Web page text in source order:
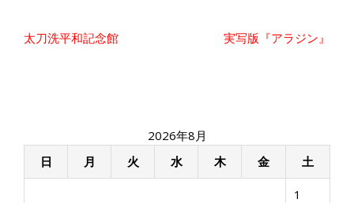
投
シ
ン
太刀洗平和記念館 実写版『アラジン』
2026年8月
日
月 火 水 木 金 土
1